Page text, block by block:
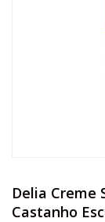
Delia Creme
Castanho